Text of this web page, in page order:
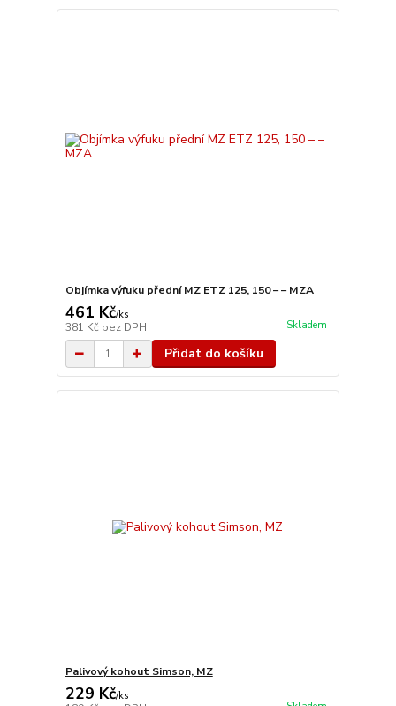
Objímka výfuku přední MZ ETZ 125, 150 – – MZA
461 Kč/ks
381 Kč bez DPH Skladem
Přidat do košíku
Palivový kohout Simson, MZ
229 Kč/ks